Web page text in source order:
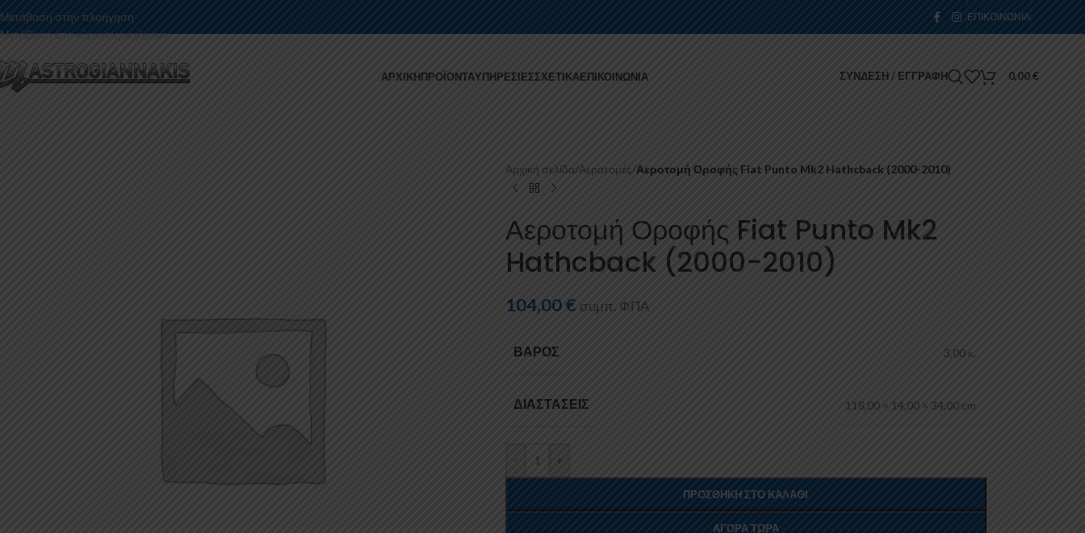
Μετάβαση στην πλοήγηση
Μετάβαση στο κύριο περιεχόμενο
ΕΠΙΚΟΙΝΩΝΊΑ
ΑΡΧΙΚΉΠΡΟΪΌΝΤΑΥΠΗΡΕΣΊΕΣΣΧΕΤΙΚΆΕΠΙΚΟΙΝΩΝΊΑ ΣΎΝΔΕΣΗ / ΕΓΓΡΑΦΉ 0,00€
Αρχική σελίδα/Αεροτομές/Αεροτομή Οροφής Fiat Punto Mk2 Hathcback (2000-2010)
Αεροτομή Οροφής Fiat Punto Mk2
Hathcback (2000-2010)
104,00€ συμπ. ΦΠΑ
ΒΆΡΟΣ 3,00 κ.
ΔΙΑΣΤΆΣΕΙΣ 118,00 × 14,00 × 34,00 cm
- +
ΠΡΟΣΘΉΚΗ ΣΤΟ ΚΑΛΆΘΙ
ΑΓΟΡΆ ΤΏΡΑ